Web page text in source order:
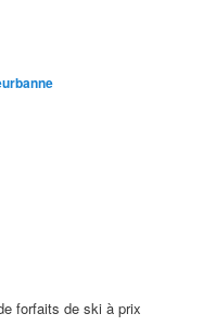
forfaits de ski à prix